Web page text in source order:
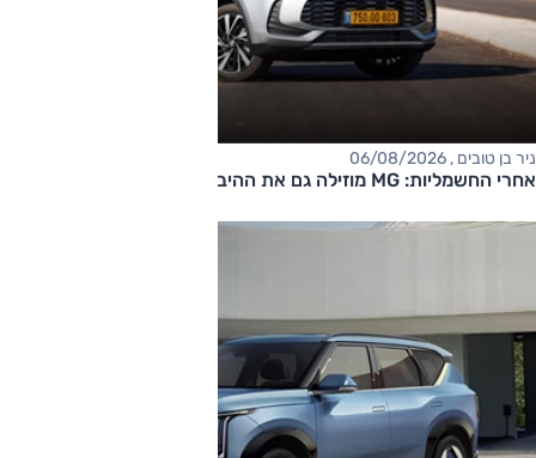
ניר בן טובים , 06/08/2026
אחרי החשמליות: MG מוזילה גם את ההיברידיות